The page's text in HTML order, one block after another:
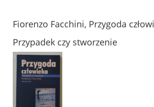
Fiorenzo Facchini, Przygoda
Przypadek czy stworzenie